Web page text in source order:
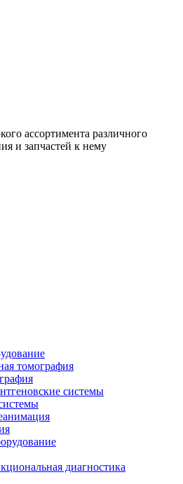
ассортимента различного
и запчастей к нему
томография
системы
диагностика